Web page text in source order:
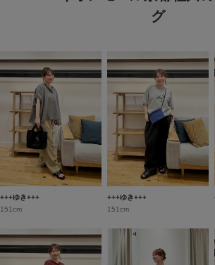
グ
+++ゆき+++
151cm
+++ゆき+++
151cm